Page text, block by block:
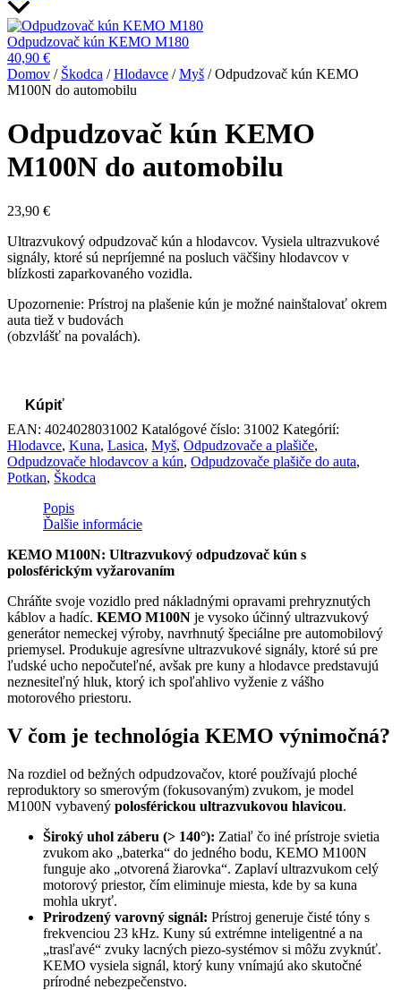
Odpudzovač kún KEMO M180
40,90 €
Domov / Škodca /Hlodavce /Myš / Odpudzovač kún KEMO
M100N do automobilu
Odpudzovač kún KEMO
M100N do automobilu
23,90 €
Ultrazvukový odpudzovač kún a hlodavcov. Vysiela ultrazvukové
signály, ktoré sú nepríjemné na posluch väčšiny hlodavcov v
blízkosti zaparkovaného vozidla.
Upozornenie: Prístroj na plašenie kún je možné nainštalovať okrem
auta tiež v budovách
(obzvlášť na povalách).
Kúpiť
EAN: 4024028031002 Katalógové číslo: 31002 Kategórií:
Hlodavce, Kuna, Lasica, Myš, Odpudzovače a plašiče,
Odpudzovače hlodavcov a kún, Odpudzovače plašiče do auta,
Potkan, Škodca
Popis
Ďalšie informácie
KEMO M100N: Ultrazvukový odpudzovač kún s
polosférickým vyžarovaním
Chráňte svoje vozidlo pred nákladnými opravami prehryznutých
káblov a hadíc. KEMO M100N je vysoko účinný ultrazvukový
generátor nemeckej výroby, navrhnutý špeciálne pre automobilový
priemysel. Produkuje agresívne ultrazvukové signály, ktoré sú pre
ľudské ucho nepočuteľné, avšak pre kuny a hlodavce predstavujú
neznesiteľný hluk, ktorý ich spoľahlivo vyženie z vášho
motorového priestoru.
V čom je technológia KEMO výnimočná?
Na rozdiel od bežných odpudzovačov, ktoré používajú ploché
reproduktory so smerovým (fokusovaným) zvukom, je model
M100N vybavený polosférickou ultrazvukovou hlavicou.
Široký uhol záberu (> 140°): Zatiaľ čo iné prístroje svietia
zvukom ako „baterka“ do jedného bodu, KEMO M100N
funguje ako „otvorená žiarovka“. Zaplaví ultrazvukom celý
motorový priestor, čím eliminuje miesta, kde by sa kuna
mohla ukryť.
Prirodzený varovný signál: Prístroj generuje čisté tóny s
frekvenciou 23 kHz. Kuny sú extrémne inteligentné a na
„trasľavé“ zvuky lacných piezo-systémov si môžu zvyknúť.
KEMO vysiela signál, ktorý kuny vnímajú ako skutočné
prírodné nebezpečenstvo.